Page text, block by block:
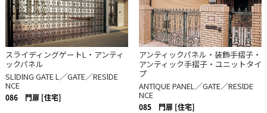
スライディングゲートL・アンティ
ックパネル
SLlDlNG GATE L／GATE／RESlDE
NCE
086 門扉 [住宅]
アンティックパネル・装飾手摺子・
アンティック手摺子・ユニットタイ
プ
ANTlQUE PANEL／GATE／RESlDE
NCE
085 門扉 [住宅]